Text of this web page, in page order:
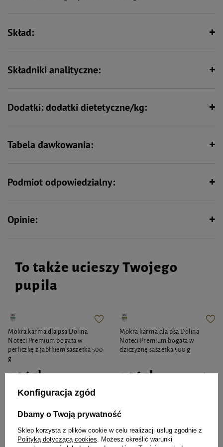
mineralnych
Skład:
Składniki analityczne:
Dodatki: dodatki dietetyczne/kg:
Tabela dawkowania:
Podmiot odpowiedzialny:
Opinie:
To także ucieszy Twojego
pupila
Mokra karma dla psa Dolina
Noteci Premium bogata w
perliczkę z jabłkiem saszetka 500
g
9,26 zł
Do koszyka
Mokra karma dla psa Dolina
Noteci Premium bogata w
dziczyznę saszetka 500 g
9,26 zł
Konfiguracja zgód
Dbamy o Twoją prywatność
Sklep korzysta z plików cookie w celu realizacji usług zgodnie z
Polityką dotyczącą cookies . Możesz określić warunki